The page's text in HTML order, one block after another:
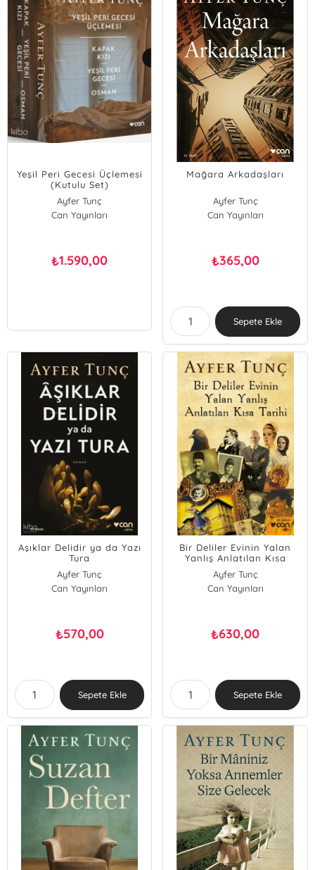
Yeşil Peri Gecesi Üçlemesi
(Kutulu Set)
Ayfer Tunç
Can Yayınları
₺1.590,00
Mağara Arkadaşları
Ayfer Tunç
Can Yayınları
₺365,00
Sepete Ekle
Aşıklar Delidir ya da Yazı
Tura
Ayfer Tunç
Can Yayınları
₺570,00
Sepete Ekle
Bir Deliler Evinin Yalan
Yanlış Anlatılan Kısa
Tarihi
Ayfer Tunç
Can Yayınları
₺630,00
Sepete Ekle